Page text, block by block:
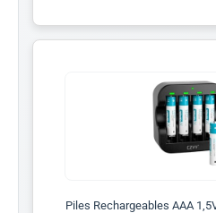
Piles Rechargeables AAA